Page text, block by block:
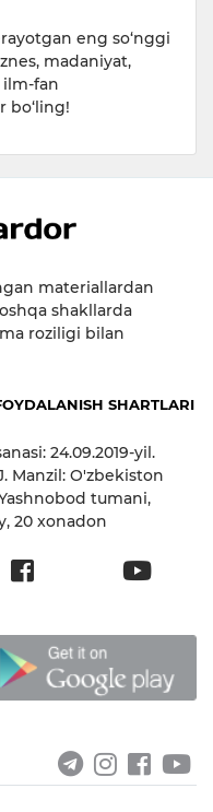
eng so‘nggi
madaniyat,
fan
bo‘ling!
materiallardan
shakllarda
roziligi bilan
SHARTLARI
24.09.2019-yil.
Manzil: O'zbekiston
tumani,
20 xonadon